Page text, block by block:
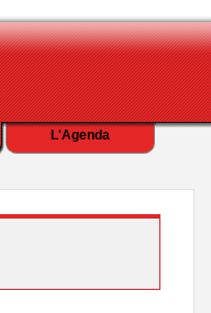
L'Agenda